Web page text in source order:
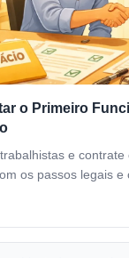
o Primeiro
e
os passos legais